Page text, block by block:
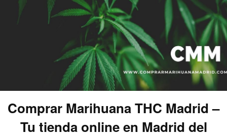
Comprar Marihuana THC Madrid –
Tu tienda online en Madrid del